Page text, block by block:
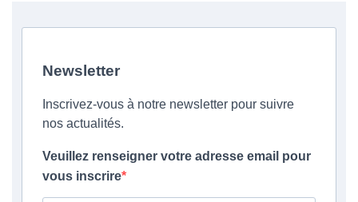
Newsletter
Inscrivez-vous à notre newsletter pour suivre
nos actualités.
Veuillez renseigner votre adresse email pour
vous inscrire